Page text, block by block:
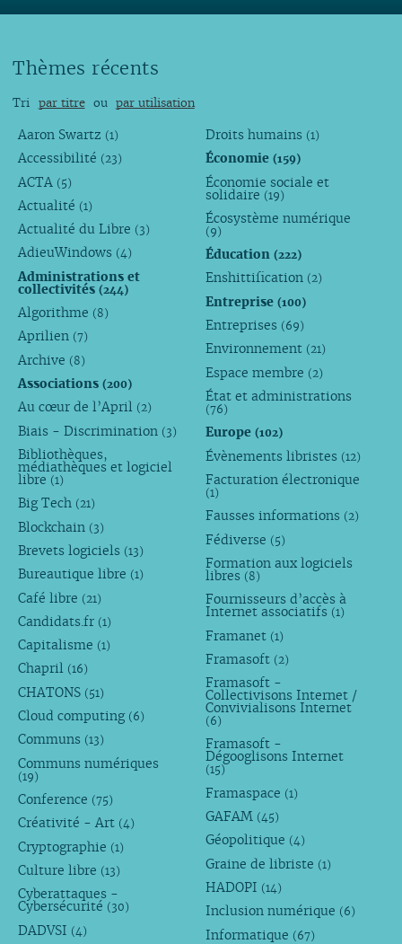
Thèmes récents
Tri par titre ou par utilisation
Aaron Swartz (1)
Accessibilité (23)
ACTA (5)
Actualité (1)
Actualité du Libre (3)
AdieuWindows (4)
Administrations et
collectivités (244)
Algorithme (8)
Aprilien (7)
Archive (8)
Associations (200)
Au cœur de l’April (2)
Biais - Discrimination (3)
Bibliothèques,
médiathèques et logiciel
libre (1)
Big Tech (21)
Blockchain (3)
Brevets logiciels (13)
Bureautique libre (1)
Café libre (21)
Candidats.fr (1)
Capitalisme (1)
Chapril (16)
CHATONS (51)
Cloud computing (6)
Communs (13)
Communs numériques
(19)
Conference (75)
Créativité - Art (4)
Cryptographie (1)
Culture libre (13)
Cyberattaques -
Cybersécurité (30)
DADVSI (4)
Droits humains (1)
Économie(159)
Économie sociale et
solidaire (19)
Écosystème numérique
(9)
Éducation(222)
Enshittification (2)
Entreprise(100)
Entreprises (69)
Environnement (21)
Espace membre (2)
État et administrations
(76)
Europe(102)
Évènements libristes (12)
Facturation électronique
(1)
Fausses informations (2)
Fédiverse (5)
Formation aux logiciels
libres (8)
Fournisseurs d’accès à
Internet associatifs (1)
Framanet (1)
Framasoft (2)
Framasoft -
Collectivisons Internet /
Convivialisons Internet
(6)
Framasoft -
Dégooglisons Internet
(15)
Framaspace (1)
GAFAM (45)
Géopolitique (4)
Graine de libriste (1)
HADOPI (14)
Inclusion numérique (6)
Informatique (67)